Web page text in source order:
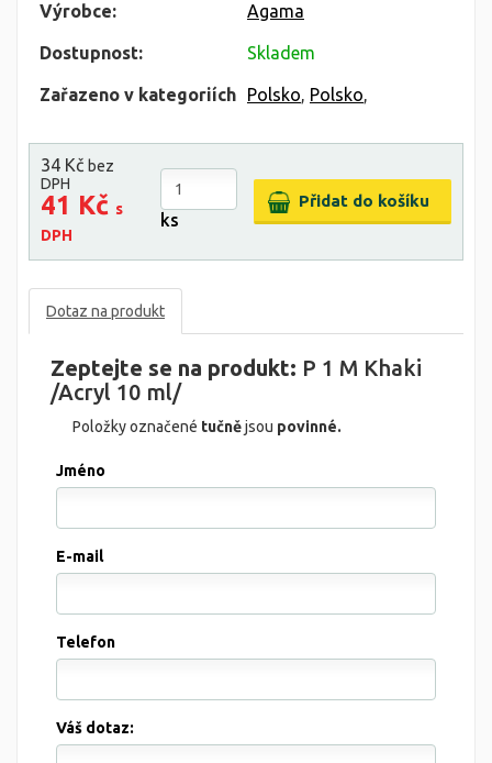
Výrobce: Agama
Dostupnost: Skladem
Zařazeno v kategoriích Polsko, Polsko,
34 Kč bez
DPH
41 Kč s
DPH
ks
Dotaz na produkt
Zeptejte se na produkt: P 1 M Khaki
/Acryl 10 ml/
Položky označené tučnějsou povinné.
Jméno
E-mail
Telefon
Váš dotaz: